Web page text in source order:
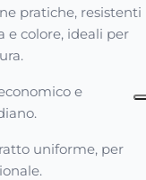
pratiche, resistenti
e colore, ideali per
e
uniforme, per